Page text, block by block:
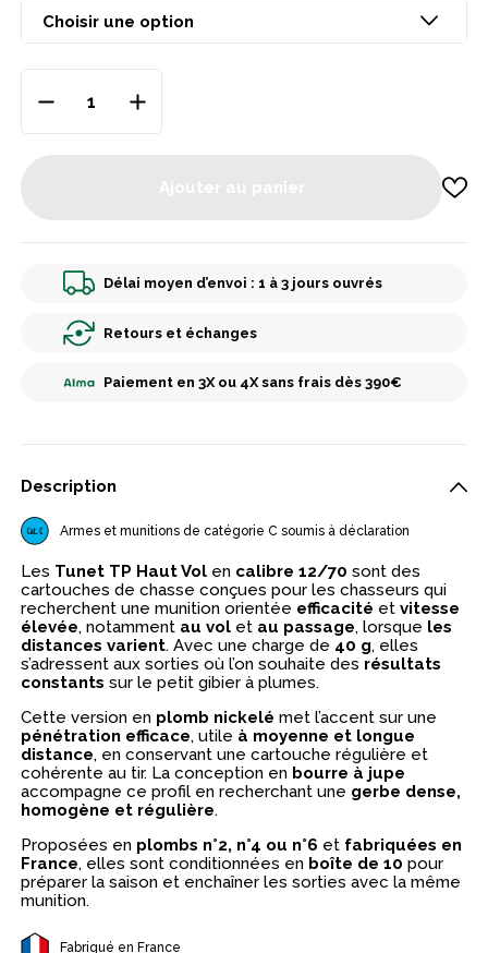
Délai moyen d’envoi : 1 à 3 jours ouvrés
Retours et échanges
Paiement en 3X ou 4X sans frais dès 390€
Description
Armes et munitions de catégorie C soumis à déclaration
Les Tunet TP Haut Vol en calibre 12/70 sont des
cartouches de chasse conçues pour les chasseurs qui
recherchent une munition orientée efficacité etvitesse
élevée, notamment au vol et au passage, lorsque les
distances varient. Avec une charge de 40 g, elles
s’adressent aux sorties où l’on souhaite des résultats
constants sur le petit gibier à plumes.
Cette version en plomb nickelé met l’accent sur une
pénétration efficace, utile à moyenne et longue
distance, en conservant une cartouche régulière et
cohérente au tir. La conception en bourre à jupe
accompagne ce profil en recherchant une gerbe dense,
homogène et régulière.
Proposées en plombs n°2, n°4 ou n°6 et fabriquées en
France, elles sont conditionnées en boîte de 10 pour
préparer la saison et enchaîner les sorties avec la même
munition.
Fabriqué en France